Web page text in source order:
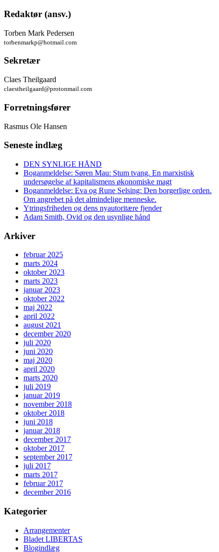
Redaktør (ansv.)
Torben Mark Pedersen
torbenmarkp@hotmail.com
Sekretær
Claes Theilgaard
claestheilgaard@protonmail.com
Forretningsfører
Rasmus Ole Hansen
Seneste indlæg
DEN SYNLIGE HÅND
Boganmeldelse: Søren Mau: Stum tvang. En marxistisk
undersøgelse af kapitalismens økonomiske magt
Boganmeldelse: Eva og Rune Selsing: Den borgerlige orden.
Om angrebet på det almindelige menneske.
Ytringsfriheden og dens nyautoritære fjender
Adam Smith, Ovid og den usynlige hånd
Arkiver
februar 2025
marts 2024
oktober 2023
marts 2023
januar 2023
oktober 2022
maj 2022
april 2022
august 2021
december 2020
juli 2020
juni 2020
maj 2020
april 2020
marts 2020
juli 2019
januar 2019
november 2018
oktober 2018
juni 2018
januar 2018
december 2017
oktober 2017
september 2017
juli 2017
marts 2017
februar 2017
december 2016
Kategorier
Arrangementer
Bladet LIBERTAS
Blogindlæg